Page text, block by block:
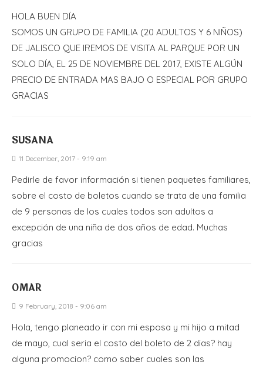
HOLA BUEN DÍA
SOMOS UN GRUPO DE FAMILIA (20 ADULTOS Y 6 NIÑOS)
DE JALISCO QUE IREMOS DE VISITA AL PARQUE POR UN
SOLO DÍA, EL 25 DE NOVIEMBRE DEL 2017, EXISTE ALGÚN
PRECIO DE ENTRADA MAS BAJO O ESPECIAL POR GRUPO
GRACIAS
SUSANA
11 December, 2017 - 9:19 am
Pedirle de favor información si tienen paquetes familiares,
sobre el costo de boletos cuando se trata de una familia
de 9 personas de los cuales todos son adultos a
excepción de una niña de dos años de edad. Muchas
gracias
OMAR
9 February, 2018 - 9:06 am
Hola, tengo planeado ir con mi esposa y mi hijo a mitad
de mayo, cual seria el costo del boleto de 2 dias? hay
alguna promocion? como saber cuales son las